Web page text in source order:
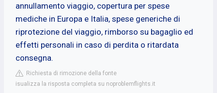
annullamento viaggio, copertura per spese
mediche in Europa e Italia, spese generiche di
riprotezione del viaggio, rimborso su bagaglio ed
effetti personali in caso di perdita o ritardata
consegna.
Richiesta di rimozione della fonte
isualizza la risposta completa su noproblemflights.it